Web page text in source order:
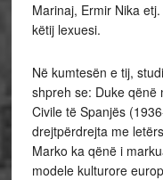
Marinaj, Ermir Nika
këtij lexuesi.
Në kumtesën e tij,
shpreh se: Duke qënë
Civile të Spanjës
drejtpërdrejta me
Marko ka qënë i
modele kulturore